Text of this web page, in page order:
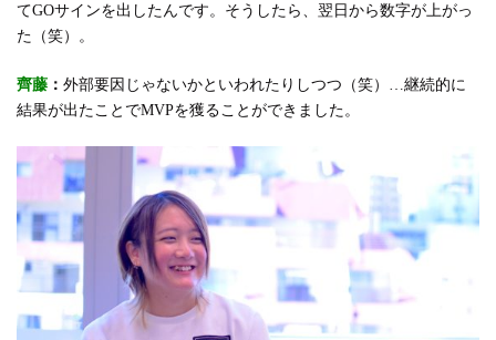
てGOサインを出したんです。そうしたら、翌日から数字が上がっ
た（笑）。
齊藤 ： 外部要因じゃないかといわれたりしつつ（笑）…継続的に
結果が出たことでMVPを獲ることができました。